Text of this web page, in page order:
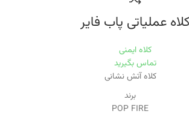
عملیاتی پاب فایر
کلاه ایمنی
تماس بگیرید
کلاه آتش نشانی
برند
POP FIRE